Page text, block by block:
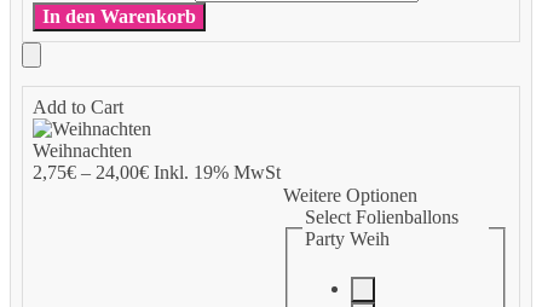
In den Warenkorb
Add to Cart
Weihnachten
2,75€– 24,00€Inkl. 19% MwSt
Weitere Optionen
Select Folienballons
Party Weih